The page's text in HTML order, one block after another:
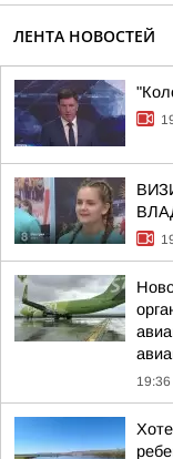
ЛЕНТА НОВОСТЕЙ
19:36